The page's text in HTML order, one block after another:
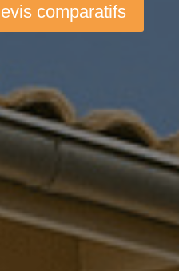
comparatifs